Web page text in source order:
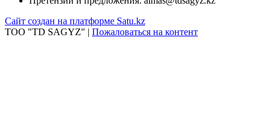
Сайт создан на платформе Satu.kz
ТОО "TD SAGYZ" | Пожаловаться на контент